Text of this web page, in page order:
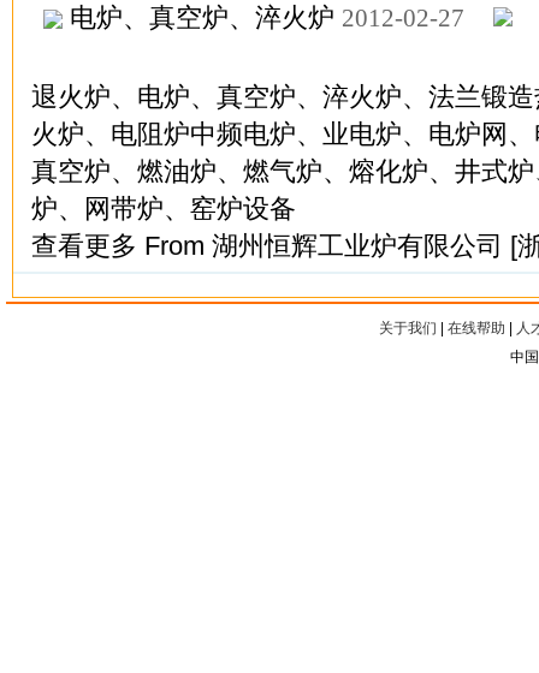
电炉、真空炉、淬火炉 2012-02-27
退火炉、电炉、真空炉、淬火炉、法兰锻
火炉、电阻炉中频电炉、业电炉、电炉网
真空炉、燃油炉、燃气炉、熔化炉、井式
炉、网带炉、窑炉设备
查看更多 From 湖州恒辉工业炉有限公司 [
关于我们 在线帮助
人
中